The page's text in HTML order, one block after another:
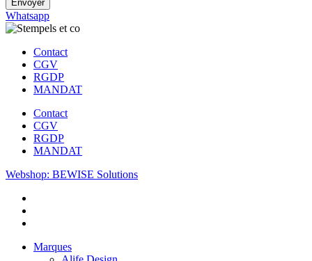
Whatsapp
Contact
CGV
RGDP
MANDAT
Contact
CGV
RGDP
MANDAT
Webshop: BEWISE Solutions
Marques